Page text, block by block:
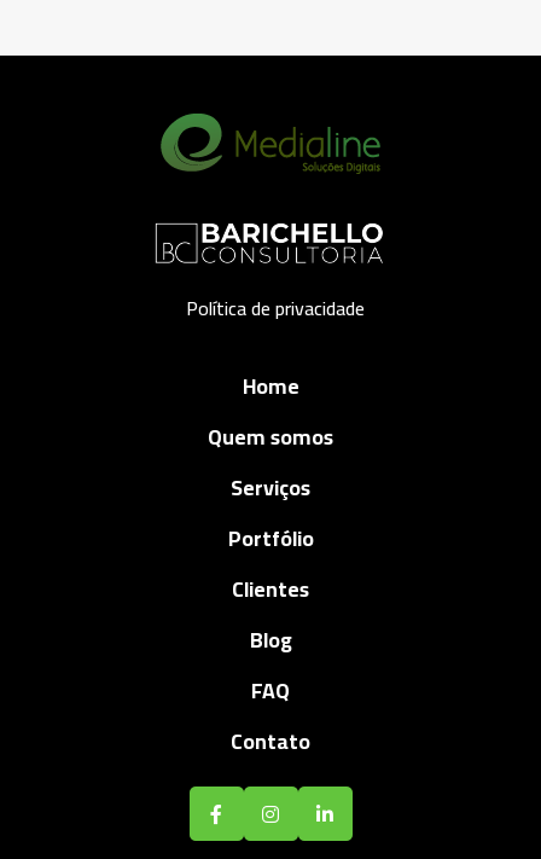
Política de privacidade
Home
Quem somos
Serviços
Portfólio
Clientes
Blog
FAQ
Contato